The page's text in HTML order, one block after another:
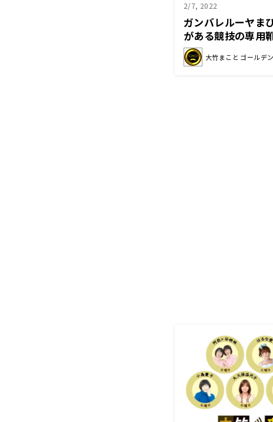
2/7, 2022
ガンバレルーヤま
がある競技の専用
大竹まこと ゴールデ